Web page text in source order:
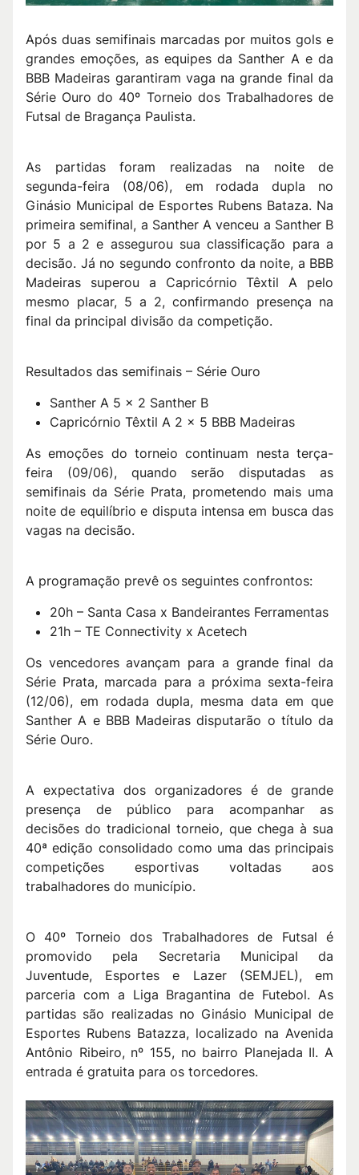
Após duas semifinais marcadas por muitos gols e
grandes emoções, as equipes da Santher A e da
BBB Madeiras garantiram vaga na grande final da
Série Ouro do 40º Torneio dos Trabalhadores de
Futsal de Bragança Paulista.
As partidas foram realizadas na noite de
segunda-feira (08/06), em rodada dupla no
Ginásio Municipal de Esportes Rubens Bataza. Na
primeira semifinal, a Santher A venceu a Santher B
por 5 a 2 e assegurou sua classificação para a
decisão. Já no segundo confronto da noite, a BBB
Madeiras superou a Capricórnio Têxtil A pelo
mesmo placar, 5 a 2, confirmando presença na
final da principal divisão da competição.
Resultados das semifinais – Série Ouro
Santher A 5 x 2 Santher B
Capricórnio Têxtil A 2 x 5 BBB Madeiras
As emoções do torneio continuam nesta terça-
feira (09/06), quando serão disputadas as
semifinais da Série Prata, prometendo mais uma
noite de equilíbrio e disputa intensa em busca das
vagas na decisão.
A programação prevê os seguintes confrontos:
20h – Santa Casa x Bandeirantes Ferramentas
21h – TE Connectivity x Acetech
Os vencedores avançam para a grande final da
Série Prata, marcada para a próxima sexta-feira
(12/06), em rodada dupla, mesma data em que
Santher A e BBB Madeiras disputarão o título da
Série Ouro.
A expectativa dos organizadores é de grande
presença de público para acompanhar as
decisões do tradicional torneio, que chega à sua
40ª edição consolidado como uma das principais
competições esportivas voltadas aos
trabalhadores do município.
O 40º Torneio dos Trabalhadores de Futsal é
promovido pela Secretaria Municipal da
Juventude, Esportes e Lazer (SEMJEL), em
parceria com a Liga Bragantina de Futebol. As
partidas são realizadas no Ginásio Municipal de
Esportes Rubens Batazza, localizado na Avenida
Antônio Ribeiro, nº 155, no bairro Planejada II. A
entrada é gratuita para os torcedores.